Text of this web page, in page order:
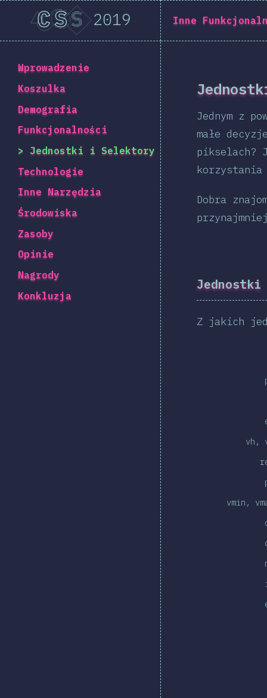
State of CSS 2019
Powrót do wprowadzenia
Wprowadzenie
Koszulka
Demografia
Funkcjonalności
Jednostki i Selektory
Technologie
Inne Narzędzia
Środowiska
Zasoby
Opinie
Nagrody
Konkluzja
Inne
Jednym z
małe
pikselach?
Dobra
Jednostki
Z jakich
vmin,
vh,